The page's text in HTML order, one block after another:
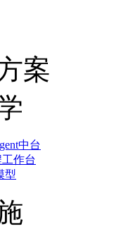
案
中台
作台
型